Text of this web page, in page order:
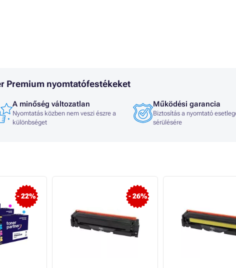
Premium nyomtatófestékeket
A minőség változatlan
Nyomtatás közben nem veszi észre a
különbséget
Működési garancia
Biztosítás a nyomtató
sérülésére
- 22% - 26%